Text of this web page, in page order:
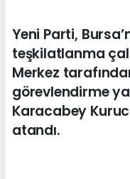
Yeni Parti,
teşkilatlanma
Merkez
görevlendirme
Karacabey
atandı.